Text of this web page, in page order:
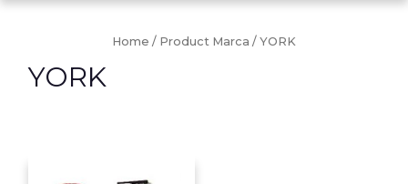
Home / Product Marca / YORK
YORK